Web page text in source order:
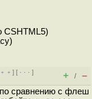
CSHTML5)
] [ · · ·]
+ / –
сравнению с флеш